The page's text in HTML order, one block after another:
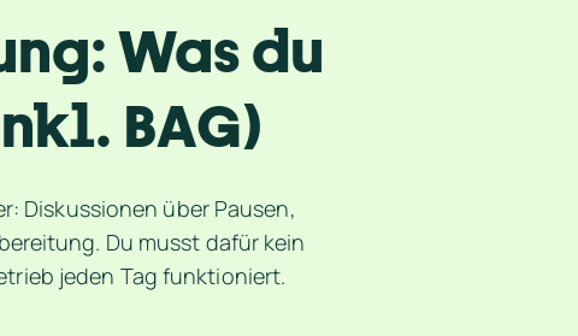
Was du
BAG)
Diskussionen über Pausen,
Du musst dafür kein
jeden Tag funktioniert.